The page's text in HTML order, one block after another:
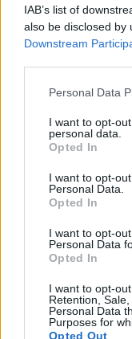
IAB’s list of
also be disclosed by
Downstream
Please note that
not limited to your
grant or deny
use your data for
consent section.
Personal Data
I want to opt-
personal data.
Opted In
I want to opt-
Personal Data.
Opted In
I want to opt-
Personal Data
Opted In
I want to opt-
Retention,
Personal Data
Purposes for
Opted Out
Continua a
LIFESTYLE